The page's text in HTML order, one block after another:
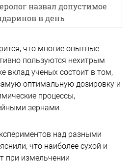
назвал допустимое
в день
что многие опытные
пользуются нехитрым
вклад ученых состоит в том,
оптимальную дозировку и
процессы,
зернами.
над разными
что наиболее сухой и
при измельчении